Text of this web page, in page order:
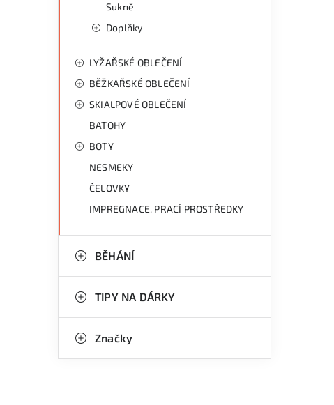
Sukně
Doplňky
LYŽAŘSKÉ OBLEČENÍ
BĚŽKAŘSKÉ OBLEČENÍ
SKIALPOVÉ OBLEČENÍ
BATOHY
BOTY
NESMEKY
ČELOVKY
IMPREGNACE, PRACÍ PROSTŘEDKY
BĚHÁNÍ
TIPY NA DÁRKY
Značky